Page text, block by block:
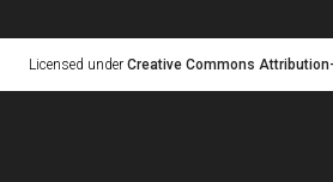
Licensed under Creative Commons